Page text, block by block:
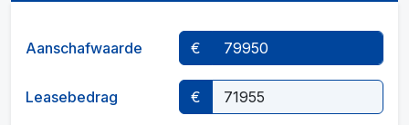
Aanschafwaarde €
Leasebedrag €